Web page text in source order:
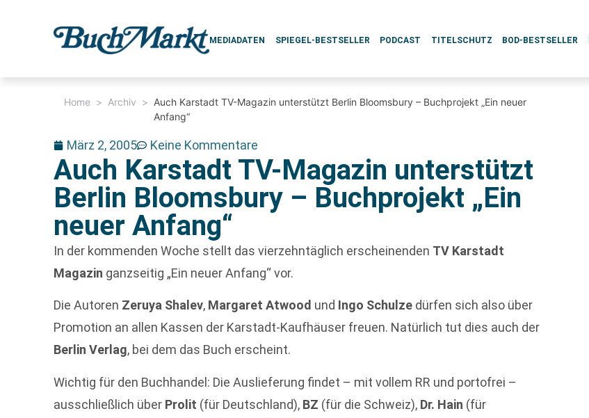
MEDIADATEN SPIEGEL-BESTSELLER PODCAST TITELSCHUTZ BOD-BESTSELLER
Home > Archiv > Auch Karstadt TV-Magazin unterstützt Berlin Bloomsbury – Buchprojekt „Ein neuer
Anfang“
März 2, 2005 Keine Kommentare
Auch Karstadt TV-Magazin unterstützt
Berlin Bloomsbury – Buchprojekt „Ein
neuer Anfang“
In der kommenden Woche stellt das vierzehntäglich erscheinenden TV Karstadt
Magazin ganzseitig „Ein neuer Anfang“ vor.
Die Autoren Zeruya Shalev, Margaret Atwood und Ingo Schulze dürfen sich also über
Promotion an allen Kassen der Karstadt-Kaufhäuser freuen. Natürlich tut dies auch der
Berlin Verlag, bei dem das Buch erscheint.
Wichtig für den Buchhandel: Die Auslieferung findet – mit vollem RR und portofrei –
ausschließlich über Prolit (für Deutschland), BZ (für die Schweiz), Dr. Hain (für